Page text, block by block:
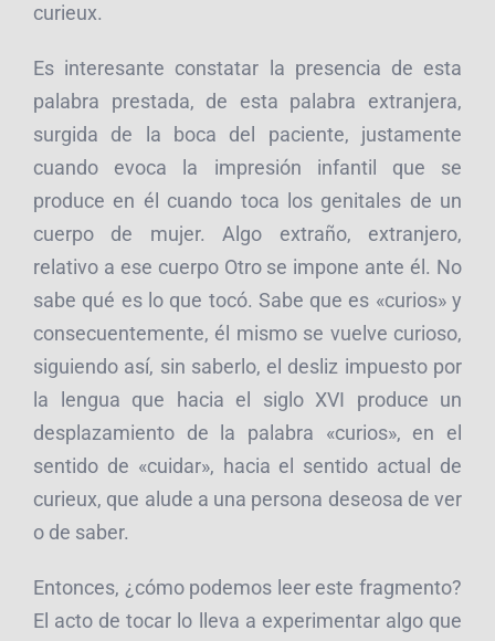
curieux.
Es interesante constatar la presencia de esta
palabra prestada, de esta palabra extranjera,
surgida de la boca del paciente, justamente
cuando evoca la impresión infantil que se
produce en él cuando toca los genitales de un
cuerpo de mujer. Algo extraño, extranjero,
relativo a ese cuerpo Otro se impone ante él. No
sabe qué es lo que tocó. Sabe que es «curios» y
consecuentemente, él mismo se vuelve curioso,
siguiendo así, sin saberlo, el desliz impuesto por
la lengua que hacia el siglo XVI produce un
desplazamiento de la palabra «curios», en el
sentido de «cuidar», hacia el sentido actual de
curieux, que alude a una persona deseosa de ver
o de saber.
Entonces, ¿cómo podemos leer este fragmento?
El acto de tocar lo lleva a experimentar algo que